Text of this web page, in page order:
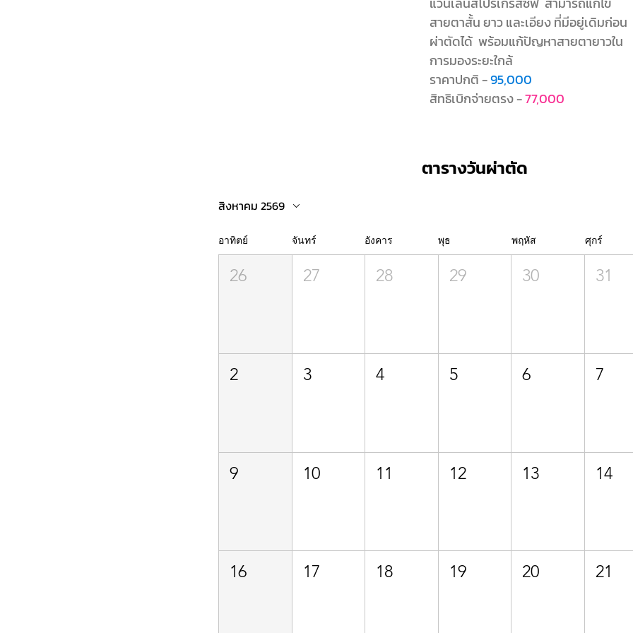
สายตาสั้น ยาว และเอียงที่มีอยู่เดิมก่อน
ผ่าตัดได้ พร้อมแก้ปัญหาสายตายาวใน
การมองระยะใกล้
ราคาปกติ -95,000
สิทธิเบิกจ่ายตรง -77,000
ตารางวันผ่าตัด
สิงหาคม 2569
อาทิตย์ จันทร์ อังคาร พุธ พฤหัส ศุกร์
26 27 28 29 30 31
2 3 4 5 6 7
9 10 11 12 13 14
16 17 18 19 20 21